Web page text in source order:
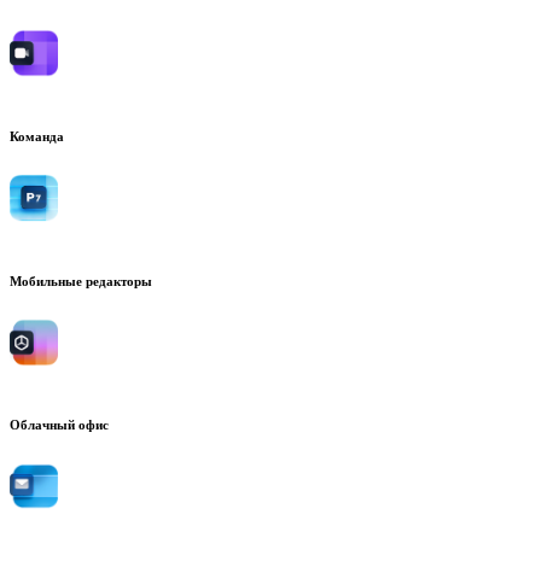
Команда
Мобильные редакторы
Облачный офис